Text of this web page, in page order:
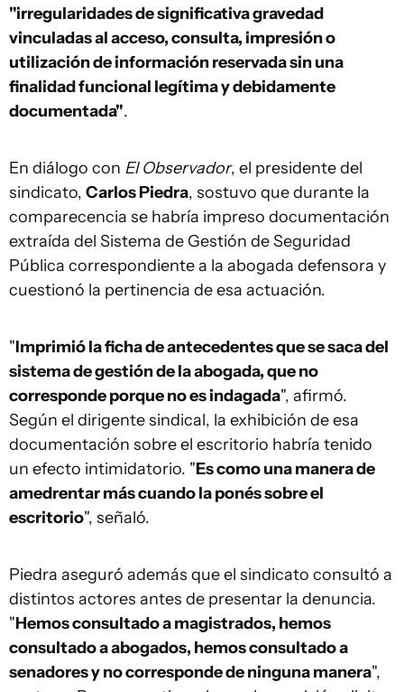
"irregularidades de significativa gravedad
vinculadas al acceso, consulta, impresión o
utilización de información reservada sin una
finalidad funcional legítima y debidamente
documentada".
En diálogo con El Observador, el presidente del
sindicato, Carlos Piedra, sostuvo que durante la
comparecencia se habría impreso documentación
extraída del Sistema de Gestión de Seguridad
Pública correspondiente a la abogada defensora y
cuestionó la pertinencia de esa actuación.
"Imprimió la ficha de antecedentes que se saca del
sistema de gestión de la abogada, que no
corresponde porque no es indagada", afirmó.
Según el dirigente sindical, la exhibición de esa
documentación sobre el escritorio habría tenido
un efecto intimidatorio. "Es como una manera de
amedrentar más cuando la ponés sobre el
escritorio", señaló.
Piedra aseguró además que el sindicato consultó a
distintos actores antes de presentar la denuncia.
"Hemos consultado a magistrados, hemos
consultado a abogados, hemos consultado a
senadores y no corresponde de ninguna manera",